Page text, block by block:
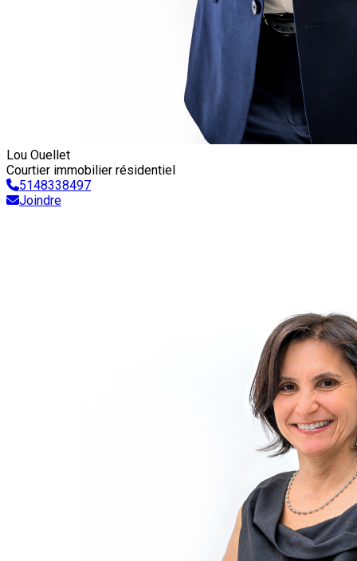
Lou Ouellet
Courtier immobilier résidentiel
5148338497
Joindre